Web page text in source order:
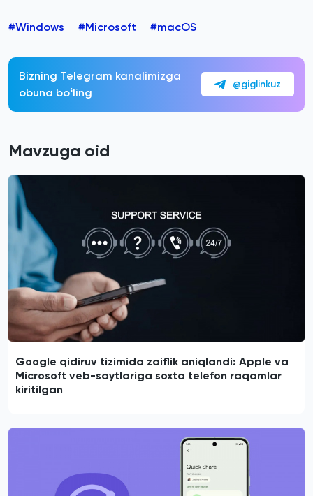
#Windows #Microsoft #macOS
Bizning Telegram kanalimizga
obuna boʻling
@giglinkuz
Mavzuga oid
Google qidiruv tizimida zaiflik aniqlandi: Apple va
Microsoft veb-saytlariga soxta telefon raqamlar
kiritilgan